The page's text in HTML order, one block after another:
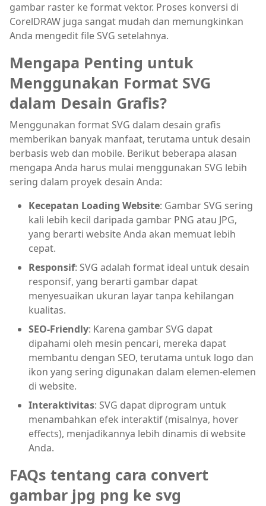
gambar raster ke format vektor. Proses konversi di
CorelDRAW juga sangat mudah dan memungkinkan
Anda mengedit file SVG setelahnya.
Mengapa Penting untuk
Menggunakan Format SVG
dalam Desain Grafis?
Menggunakan format SVG dalam desain grafis
memberikan banyak manfaat, terutama untuk desain
berbasis web dan mobile. Berikut beberapa alasan
mengapa Anda harus mulai menggunakan SVG lebih
sering dalam proyek desain Anda:
Kecepatan Loading Website: Gambar SVG sering
kali lebih kecil daripada gambar PNG atau JPG,
yang berarti website Anda akan memuat lebih
cepat.
Responsif: SVG adalah format ideal untuk desain
responsif, yang berarti gambar dapat
menyesuaikan ukuran layar tanpa kehilangan
kualitas.
SEO-Friendly: Karena gambar SVG dapat
dipahami oleh mesin pencari, mereka dapat
membantu dengan SEO, terutama untuk logo dan
ikon yang sering digunakan dalam elemen-elemen
di website.
Interaktivitas: SVG dapat diprogram untuk
menambahkan efek interaktif (misalnya, hover
effects), menjadikannya lebih dinamis di website
Anda.
FAQs tentang cara convert
gambar jpg png ke svg